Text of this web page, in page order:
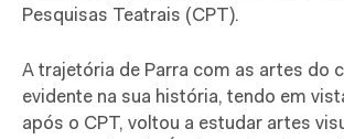
Pesquisas Teatrais (CPT).
A trajetória de Parra com as artes do
evidente na sua história, tendo em
após o CPT, voltou a estudar artes